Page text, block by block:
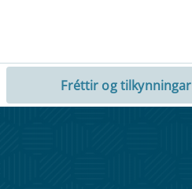
Fréttir og tilkynningar